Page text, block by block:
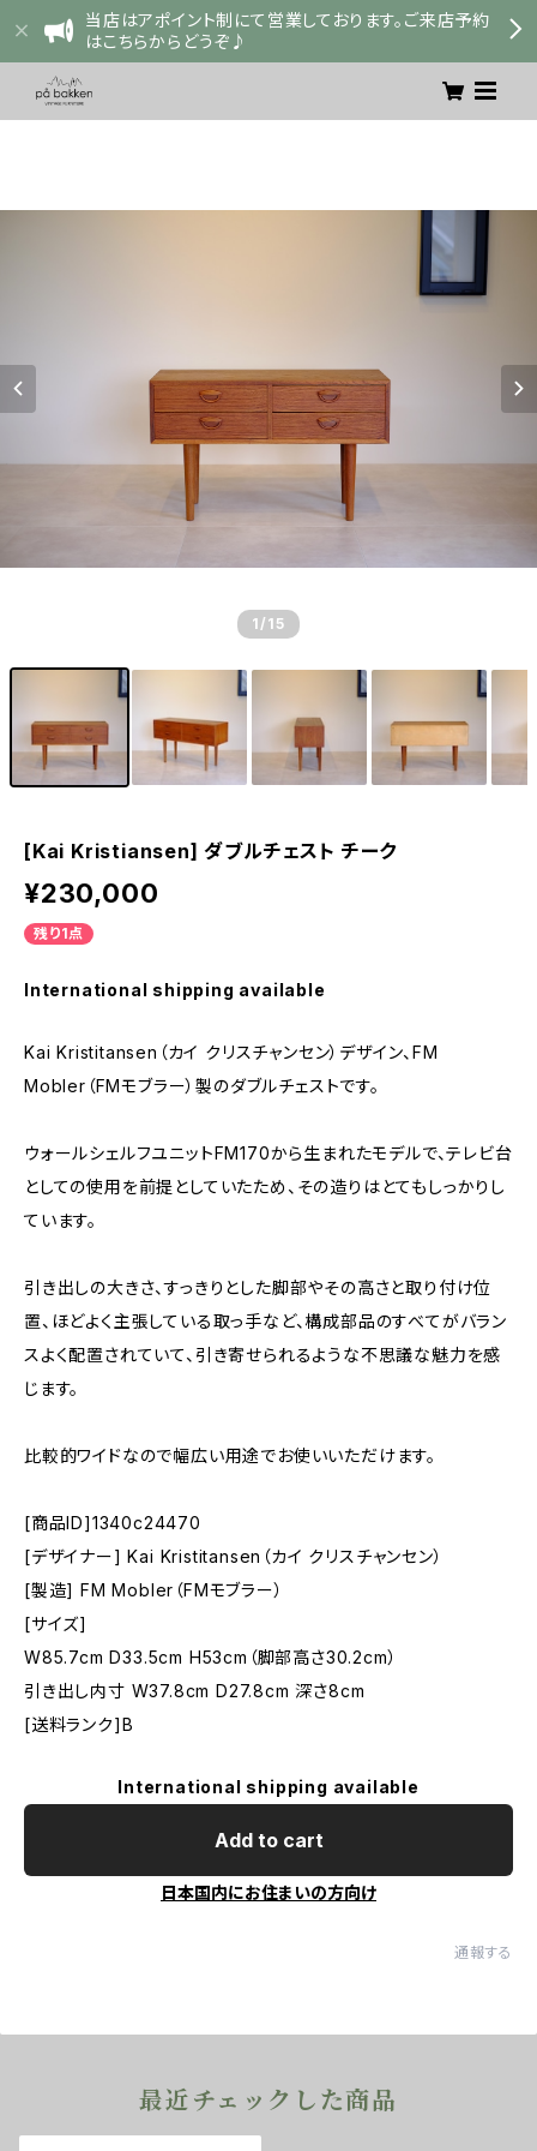
当店はアポイント制にて営業しております。ご来店予約
はこちらからどうぞ♪
1 /15
[Kai Kristiansen] ダブルチェスト チーク
¥230,000
残り1点
International shipping available
Kai Kristitansen（カイ クリスチャンセン）デザイン、FM
Mobler（FMモブラー）製のダブルチェストです。
ウォールシェルフユニットFM170から生まれたモデルで、テレビ台
としての使用を前提としていたため、その造りはとてもしっかりし
ています。
引き出しの大きさ、すっきりとした脚部やその高さと取り付け位
置、ほどよく主張している取っ手など、構成部品のすべてがバラン
スよく配置されていて、引き寄せられるような不思議な魅力を感
じます。
比較的ワイドなので幅広い用途でお使いいただけます。
[商品ID]1340c24470
[デザイナー] Kai Kristitansen（カイ クリスチャンセン）
[製造] FM Mobler（FMモブラー）
[サイズ]
W85.7cm D33.5cm H53cm（脚部高さ30.2cm）
引き出し内寸 W37.8cm D27.8cm 深さ8cm
[送料ランク]B
International shipping available
Add to cart
日本国内にお住まいの方向け
通報する
最近チェックした商品